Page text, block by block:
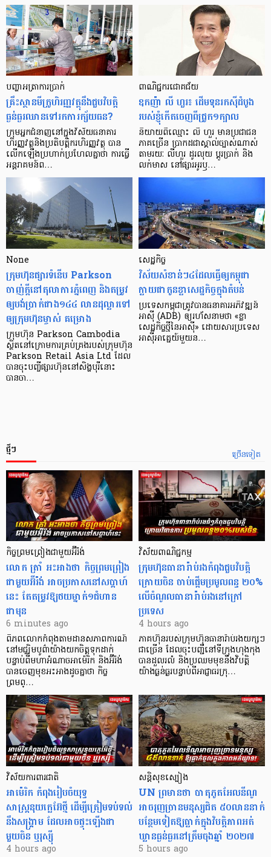
បញ្ហា​អត្រា​ការប្រាក់
គ្រឹះស្ថាន​មីក្រូ​ហិរញ្ញវត្ថុ​នឹង​ជួប​វិបត្តិ​
ធ្ងន់ធ្ងរ​ឈាន​ទៅ​រក​ការ​ក្ស័យធន?
ក្រុម​អ្នក​ជំនាញ​នៅ​ក្នុង​វិស័យ​ធនាគារ
ហិរញ្ញវត្ថុ​និង​ប្រតិបត្តិករ​ហិរញ្ញ​វត្ថុ បាន​​
លើក​ឡើង​ប្រហាក់​ប្រហែល​គ្នា​ថា ការ​ធ្វើ​
អន្តរាគមន៍​ព…
ពាណិជ្ជករជោគជ័យ
ឧកញ៉ា លី ហួរ៖ ដើមទុនរកស៊ីដំបូង
របស់ខ្ញុំកើតចេញពីជ្រូក១ក្បាល
និយាយ​ពី​ឈ្មោះ លី ហួរ មាន​ប្រជាជន​
ភាគ​ច្រើន ប្រាកដ​ជា​ស្គាល់​ច្បាស់​ណាស់
តាមរយៈ លីហួរ ដូរ​លុយ ប្តូរ​បា្រក់ និង​
លក់​មាស នៅ​ផ្សារ​អូរ​ឫ…
None
ក្រុមហ៊ុនផ្សារទំនើប Parkson
ចាញ់ក្ដីនៅតុលាការភ្នំពេញ និងតម្រូវ
ឲ្យបង់ប្រាក់ជាង១៤៤ លានដុល្លារទៅ
ឲ្យក្រុមហ៊ុនម្ចាស់ គម្រោង
ក្រុមហ៊ុន Parkson Cambodia
ស្ថិតនៅក្រោមការគ្រប់គ្រងរបស់ក្រុមហ៊ុន
Parkson Retail Asia Ltd ដែល
បានចុះបញ្ចីផ្សារហ៊ុននៅសិង្ហបុរីនោះ
បានចា…
សេដ្ឋកិច្ច​
វិស័យ​សំខាន់ៗ​៤​ដែល​ធ្វើ​ឲ្យ​កម្ពុជា​
ក្លាយ​ជា​កូន​ខ្លា​សេដ្ឋកិច្ច​ក្នុង​តំបន់
ប្រទេស​កម្ពុជា​ត្រូវ​បាន​ធនាគារ​អភិវឌ្ឍន៍​
អាស៊ី (ADB) ឲ្យ​រហ័ស​នាមថា «ខ្លា​
សេដ្ឋកិច្ច​ថ្មី​នៃ​អាស៊ី» ដោយសារ​ប្រទេស​
អាស៊ី​អាគ្នេយ៍​មួយ​ន…
ច្រើនទៀត
ថ្មីៗ
កិច្ចព្រមព្រៀងជាមួយអ៊ីរ៉ង់
លោក ត្រាំ អះអាងថា កិច្ចព្រមព្រៀង
ជាមួយអ៊ីរ៉ង់ អាចប្រកាសនៅសប្តាហ៍
នេះ តែតម្រូវឱ្យថយម្នាក់១ជំហាន
ជាមុន
6 minutes ago
ពិភពលោកកំពុងតាមដានសភាពការណ៍
នៅមជ្ឈិមបូព៌ាយ៉ាងយកចិត្តទុកដាក់
បន្ទាប់ពីមហាអំណាចអាម៉េរិក និងអ៊ីរ៉ង់
បានចេញមុខអះអាងដូចគ្នាថា កិច្ច
ព្រមព្…
វិស័យពាណិជ្ជកម្ម
ក្រុមហ៊ុនធានារ៉ាប់រងកំពុងជួបវិបត្តិ
ក្រោយចិន ចាប់ផ្តើមប្រមូលពន្ធ ២០%
លើចំណូលធានារ៉ាប់រងនៅក្រៅ
ប្រទេស
4 hours ago
ភាគហ៊ុនរបស់ក្រុមហ៊ុនធានារ៉ាប់រងយក្សៗ
ជាច្រើន ដែលចុះបញ្ជីនៅទីក្រុងហុងកុង
បានដួលរលំ និងប្រឈមមុខនឹងវិបត្តិ
យ៉ាងធ្ងន់ធ្ងរបន្ទាប់ពីអាជ្ញាធរក្រុ…
វិស័យការពារជាតិ
អាម៉េរិក កំពុងរៀបចំយុទ្ធ
សាស្ត្រនុយក្លេអ៊ែថ្មី ដើម្បីត្រៀមទប់ទល់
នឹងសង្គ្រាម ដែលអាចផ្ទុះឡើងជា
មួយចិន ឬរុស្ស៊ី
4 hours ago
សន្តិសុខស្បៀង
UN ព្រមានថា បាតុភូតអែលនីណូ
អាចរុញច្រានមនុស្សជិត ៥០លាននាក់
បន្ថែមទៀតឱ្យធ្លាក់ក្នុងវិបត្តិ​ភាពអត់
ឃ្លានធ្ងន់ធ្ងរនៅត្រឹមចុងឆ្នាំ ២០២៧
5 hours ago